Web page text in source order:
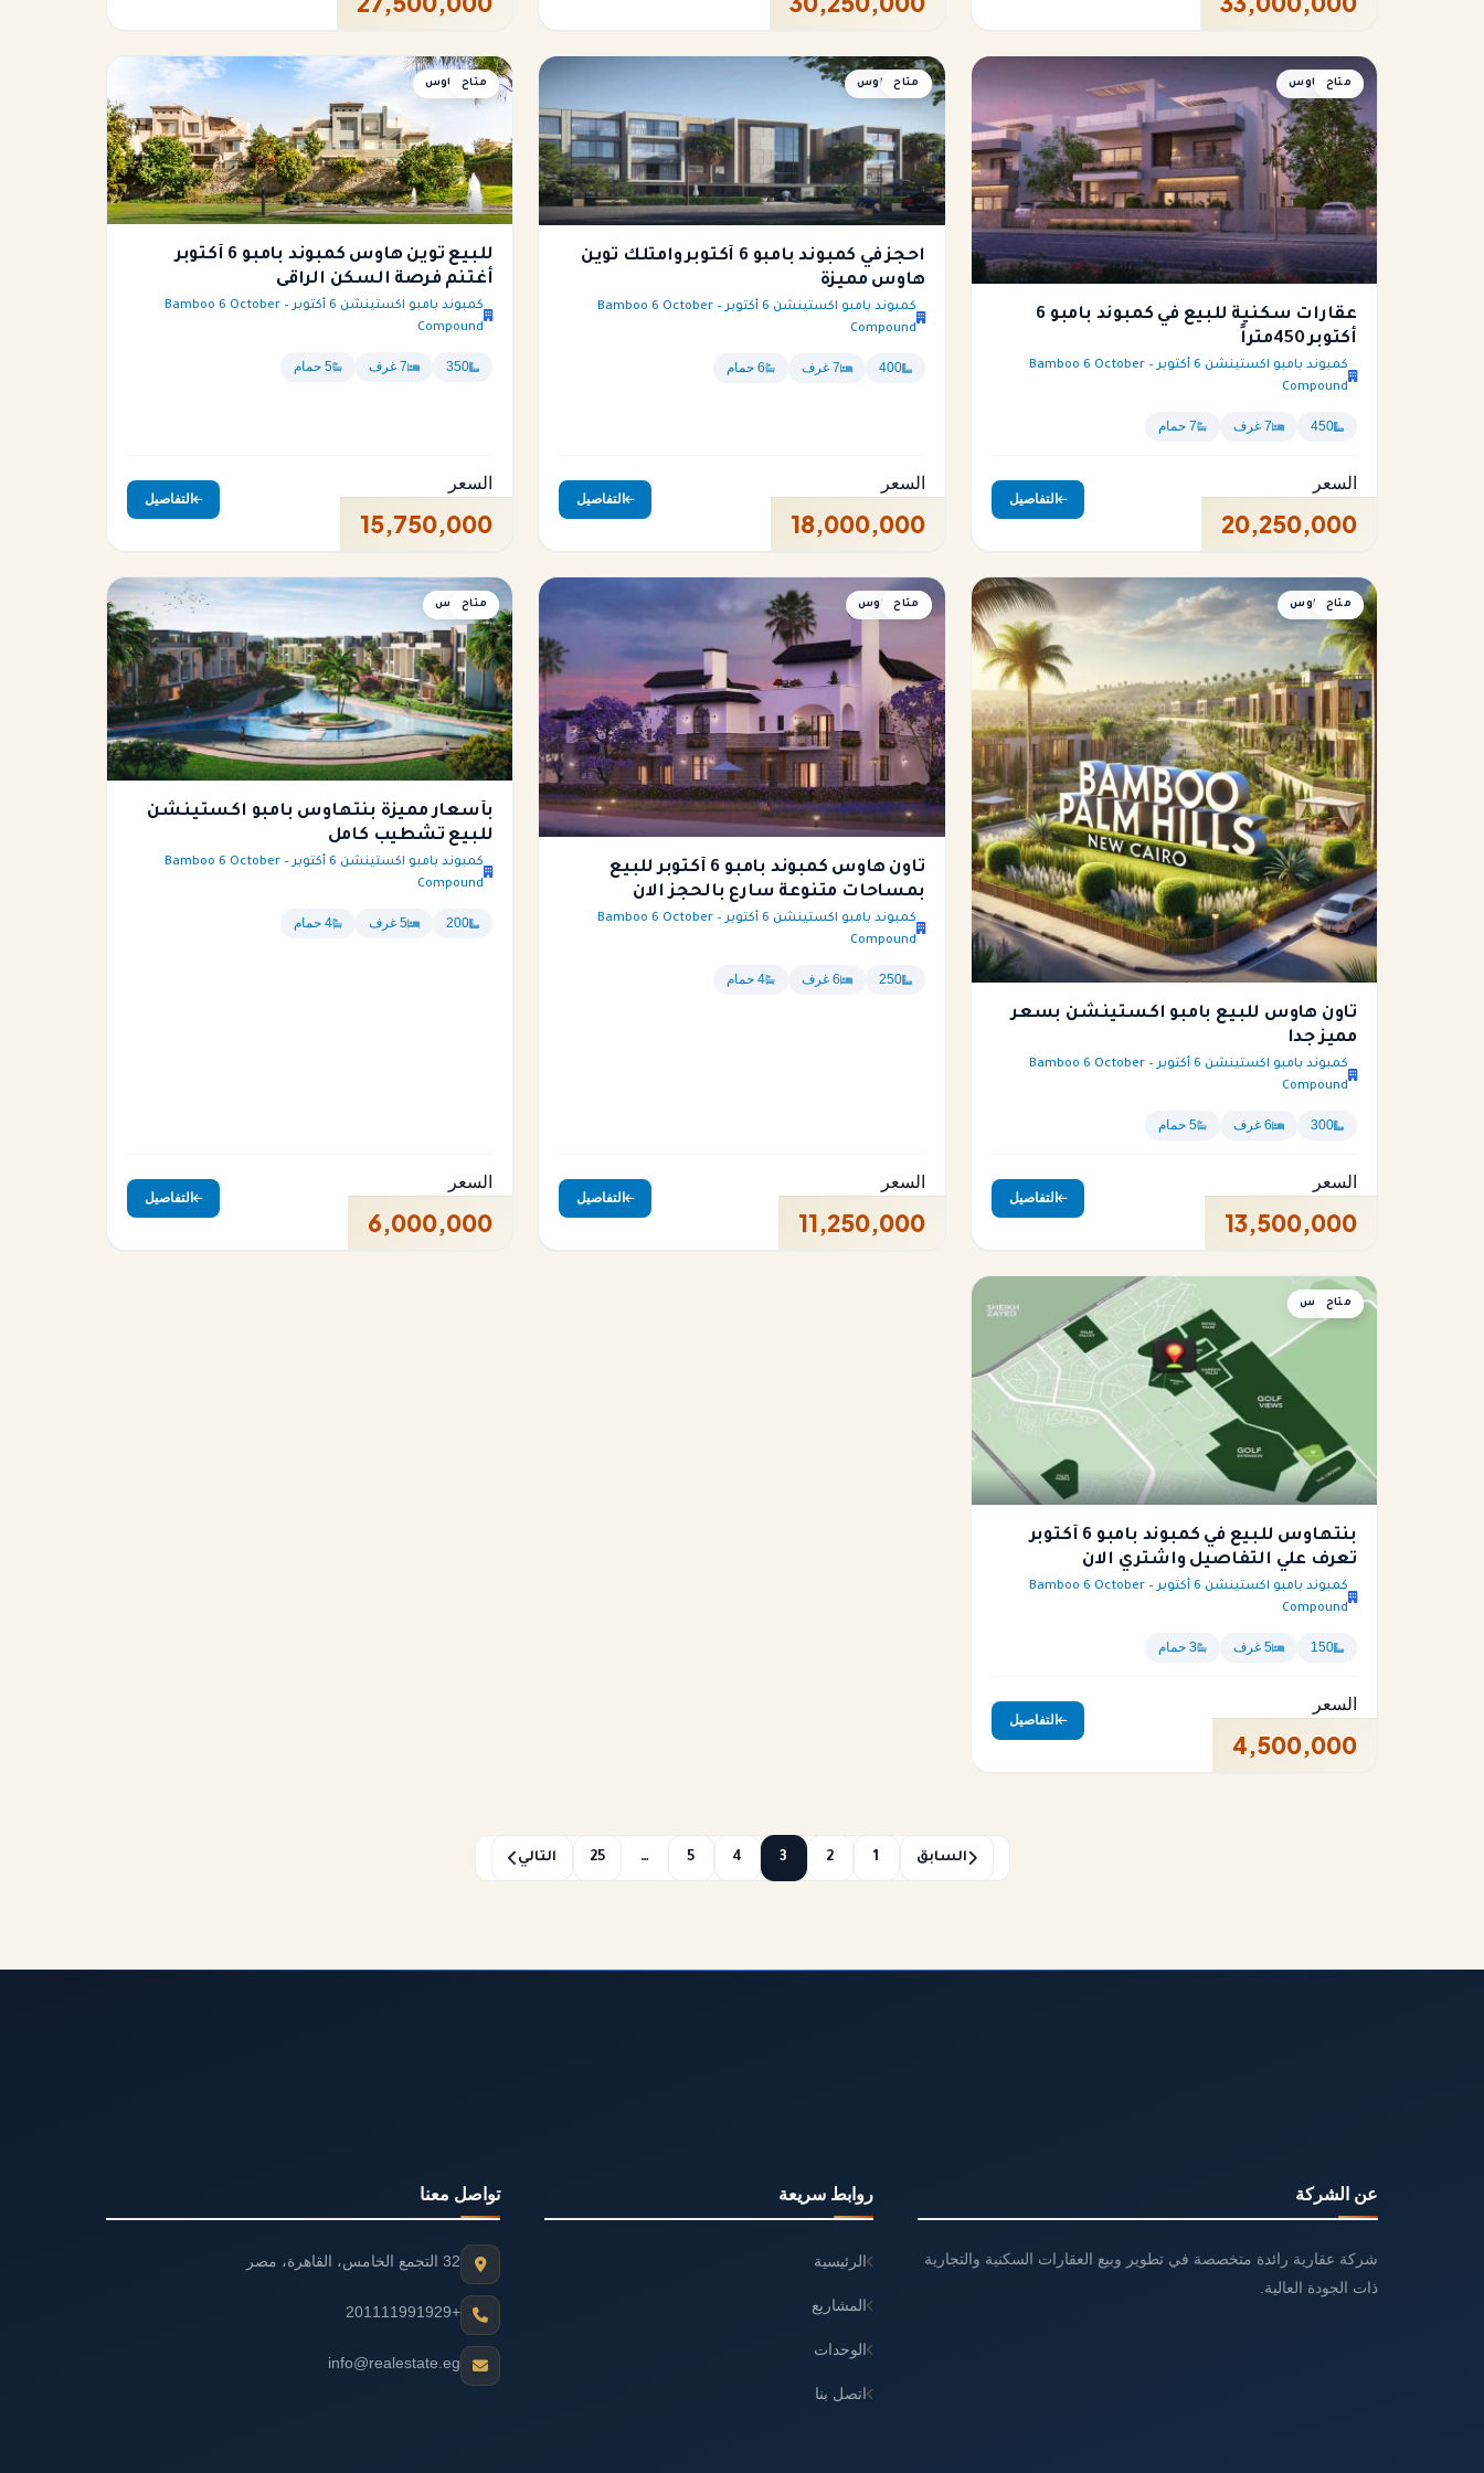
توين هاوس
متاح
عقارات سكنية للبيع في كمبوند بامبو 6
أكتوبر 450متراً
كمبوند بامبو اكستينشن 6 أكتوبر – Bamboo 6 October
Compound
450 7 غرف 7 حمام
السعر
20,250,000
التفاصيل
توين هاوس
متاح
احجز في كمبوند بامبو 6 أكتوبر وامتلك توين
هاوس مميزة
كمبوند بامبو اكستينشن 6 أكتوبر – Bamboo 6 October
Compound
400 7 غرف 6 حمام
السعر
18,000,000
التفاصيل
توين هاوس
متاح
للبيع توين هاوس كمبوند بامبو 6 أكتوبر
أغتنم فرصة السكن الراقى
كمبوند بامبو اكستينشن 6 أكتوبر – Bamboo 6 October
Compound
350 7 غرف 5 حمام
السعر
15,750,000
التفاصيل
تاون هاوس
متاح
تاون هاوس للبيع بامبو اكستينشن بسعر
مميز جدا
كمبوند بامبو اكستينشن 6 أكتوبر – Bamboo 6 October
Compound
300 6 غرف 5 حمام
السعر
13,500,000
التفاصيل
تاون هاوس
متاح
تاون هاوس كمبوند بامبو 6 أكتوبر للبيع
بمساحات متنوعة سارع بالحجز الان
كمبوند بامبو اكستينشن 6 أكتوبر – Bamboo 6 October
Compound
250 6 غرف 4 حمام
السعر
11,250,000
التفاصيل
بنتهاوس
متاح
بأسعار مميزة بنتهاوس بامبو اكستينشن
للبيع تشطيب كامل
كمبوند بامبو اكستينشن 6 أكتوبر – Bamboo 6 October
Compound
200 5 غرف 4 حمام
السعر
6,000,000
التفاصيل
بنتهاوس
متاح
بنتهاوس للبيع في كمبوند بامبو 6 أكتوبر
تعرف علي التفاصيل واشتري الان
كمبوند بامبو اكستينشن 6 أكتوبر – Bamboo 6 October
Compound
150 5 غرف 3 حمام
السعر
4,500,000
التفاصيل
السابق 1
2
3
4
5
…
25 التالي
عن الشركة
شركة عقارية رائدة متخصصة في تطوير وبيع العقارات السكنية والتجارية
ذات الجودة العالية.
روابط سريعة
الرئيسية
المشاريع
الوحدات
اتصل بنا
تواصل معنا
32 التجمع الخامس، القاهرة، مصر
+201111991929
info@realestate.eg